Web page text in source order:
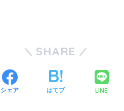
SHARE
シェア はてブ LINE